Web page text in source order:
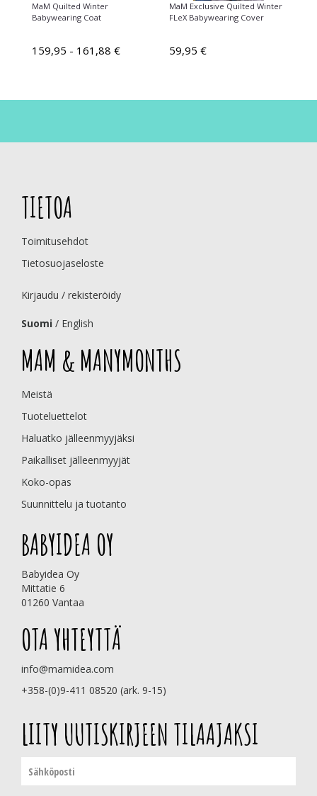
MaM Quilted Winter
Babywearing Coat
159,95 - 161,88 €
MaM Exclusive Quilted Winter
FLeX Babywearing Cover
59,95 €
TIETOA
Toimitusehdot
Tietosuojaseloste
Kirjaudu / rekisteröidy
Suomi / English
MAM & MANYMONTHS
Meistä
Tuoteluettelot
Haluatko jälleenmyyjäksi
Paikalliset jälleenmyyjät
Koko-opas
Suunnittelu ja tuotanto
BABYIDEA OY
Babyidea Oy
Mittatie 6
01260 Vantaa
OTA YHTEYTTÄ
info@mamidea.com
+358-(0)9-411 08520 (ark. 9-15)
LIITY UUTISKIRJEEN TILAAJAKSI